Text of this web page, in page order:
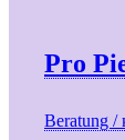
Pro
Beratung /